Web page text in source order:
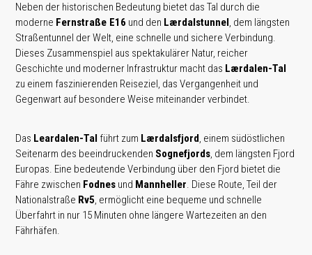
Neben der historischen Bedeutung bietet das Tal durch die
moderne Fernstraße E16 und den Lærdalstunnel , dem längsten
Straßentunnel der Welt, eine schnelle und sichere Verbindung.
Dieses Zusammenspiel aus spektakulärer Natur, reicher
Geschichte und moderner Infrastruktur macht das Lærdalen-Tal
zu einem faszinierenden Reiseziel, das Vergangenheit und
Gegenwart auf besondere Weise miteinander verbindet.
Das Leardalen-Tal führt zum Lærdalsfjord, einem südöstlichen
Seitenarm des beeindruckenden Sognefjords, dem längsten Fjord
Europas. Eine bedeutende Verbindung über den Fjord bietet die
Fähre zwischen Fodnes und Mannheller. Diese Route, Teil der
Nationalstraße Rv5, ermöglicht eine bequeme und schnelle
Überfahrt in nur 15 Minuten ohne längere Wartezeiten an den
Fährhäfen.